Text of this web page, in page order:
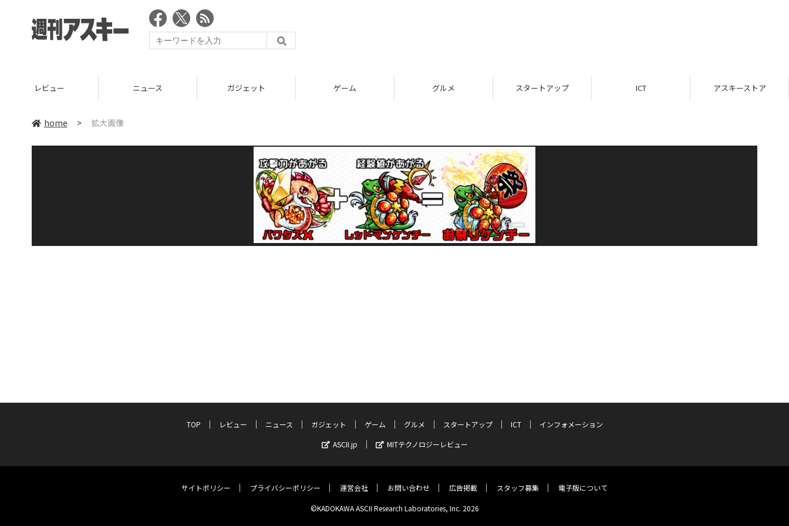
レビュー ニュース ガジェット ゲーム グルメ スタートアップ ICT アスキーストア
home > 拡大画像
TOP レビュー ニュース ガジェット ゲーム グルメ スタートアップ ICT
インフォメーション
ASCII.jp
MITテクノロジーレビュー
サイトポリシー プライバシーポリシー 運営会社 お問い合わせ 広告掲載 スタッフ募集 電子版について
©KADOKAWA ASCII Research Laboratories, Inc. 2026